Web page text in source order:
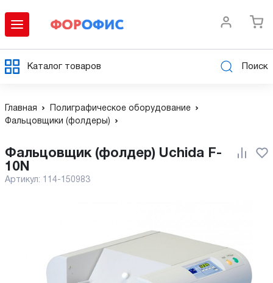
Каталог товаров Поиск
Главная
Полиграфическое оборудование
Фальцовщики (фолдеры)
Фальцовщик (фолдер) Uchida F-
10N
Артикул: 114-150983